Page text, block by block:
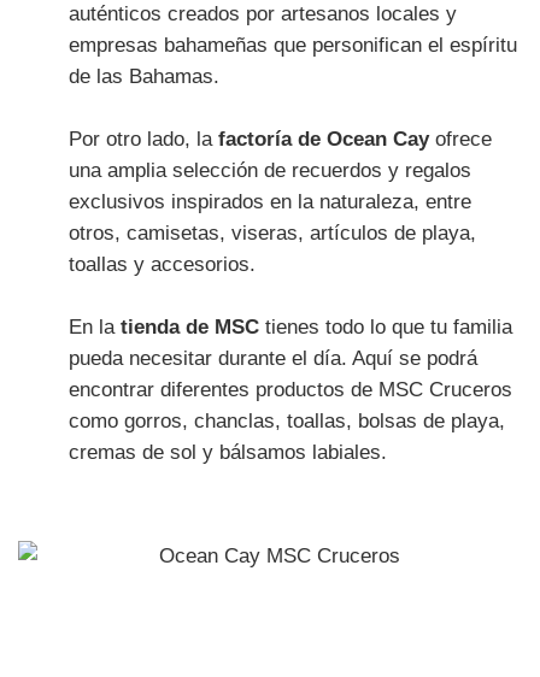
auténticos creados por artesanos locales y
empresas bahameñas que personifican el espíritu
de las Bahamas.
Por otro lado, la factoría de Ocean Cayofrece
una amplia selección de recuerdos y regalos
exclusivos inspirados en la naturaleza, entre
otros, camisetas, viseras, artículos de playa,
toallas y accesorios.
En la tienda de MSC tienes todo lo que tu familia
pueda necesitar durante el día. Aquí se podrá
encontrar diferentes productos de MSC Cruceros
como gorros, chanclas, toallas, bolsas de playa,
cremas de sol y bálsamos labiales.